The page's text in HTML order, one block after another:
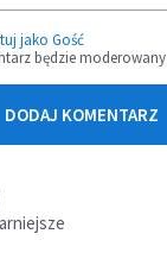
jako Gość
będzie moderowany
DODAJ KOMENTARZ